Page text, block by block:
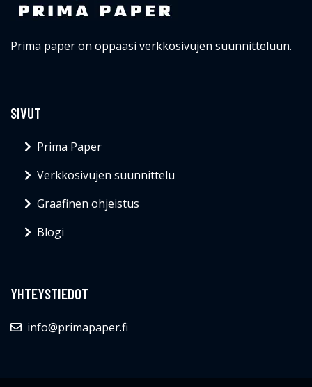
Prima paper on oppaasi verkkosivujen suunnitteluun.
SIVUT
Prima Paper
Verkkosivujen suunnittelu
Graafinen ohjeistus
Blogi
YHTEYSTIEDOT
info@primapaper.fi